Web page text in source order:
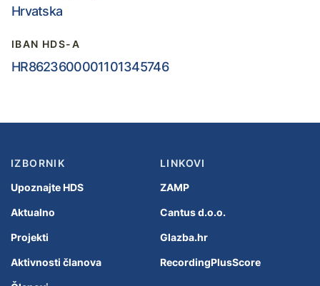
Hrvatska
IBAN HDS-A
HR8623600001101345746
IZBORNIK
Upoznajte HDS
Aktualno
Projekti
Aktivnosti članova
LINKOVI
ZAMP
Cantus d.o.o.
Glazba.hr
RecordingPlusScore